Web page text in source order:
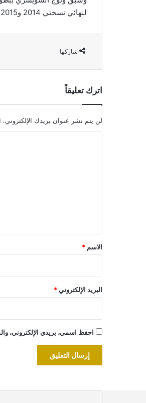
لنهائي نسختي 2014 و2015 حيث تعرض للهزيمة من الصربي نوفاك ديوكوفيتش.
شاركها
اترك تعليقاً
لن يتم نشر عنوان بريدك الإلكتروني.
*
الاسم *
البريد الإلكتروني*
احفظ اسمي، بريدي الإلكتروني،